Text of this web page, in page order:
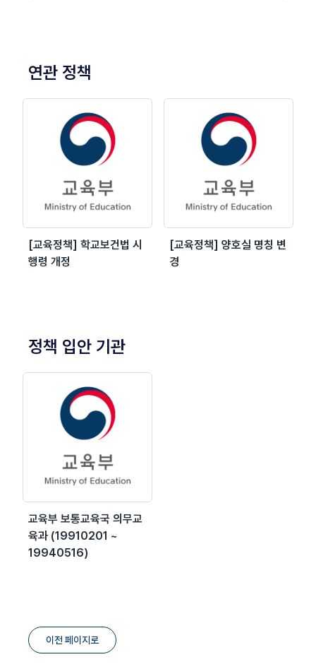
연관 정책
[교육정책] 학교보건법 시
행령 개정
[교육정책] 양호실 명칭 변
경
정책 입안 기관
교육부 보통교육국 의무교
육과 (19910201 ~
19940516)
이전 페이지로